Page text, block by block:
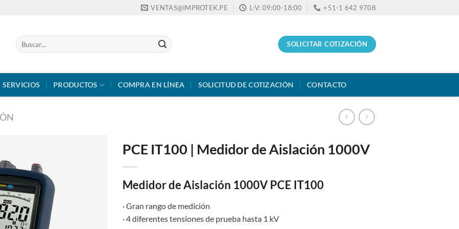
VENTAS@IMPROTEK.PE L-V: 09:00-18:00 +51-1 642 9708
Buscar
por:
SOLICITAR COTIZACIÓN
SERVICIOS PRODUCTOS COMPRA EN LÍNEA SOLICITUD DE COTIZACIÓN CONTACTO
PCE IT100 | Medidor de Aislación 1000V
Medidor de Aislación 1000V PCE IT100
· Gran rango de medición
· 4 diferentes tensiones de prueba hasta 1 kV